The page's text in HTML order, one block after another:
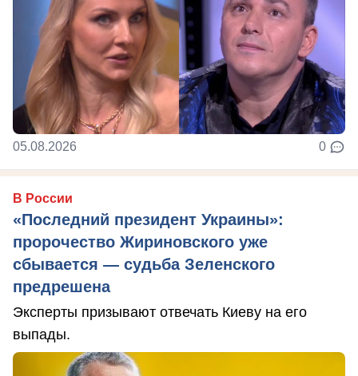
05.08.2026 0
В России
«Последний президент Украины»:
пророчество Жириновского уже
сбывается — судьба Зеленского
предрешена
Эксперты призывают отвечать Киеву на его
выпады.